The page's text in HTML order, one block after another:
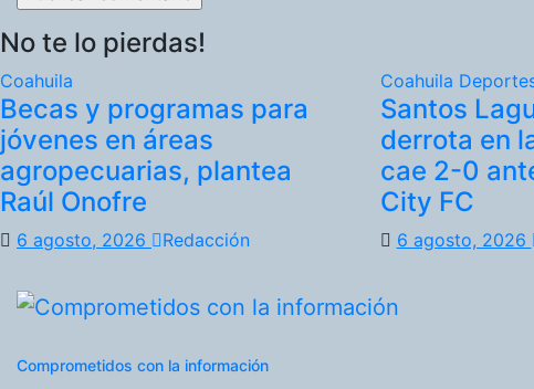
No te lo pierdas!
Coahuila
Becas y programas para
jóvenes en áreas
agropecuarias, plantea
Raúl Onofre
6 agosto, 2026 Redacción
Coahuila
Santos
derrota en
cae 2-0
City FC
6 agosto, 2026
Comprometidos con la información